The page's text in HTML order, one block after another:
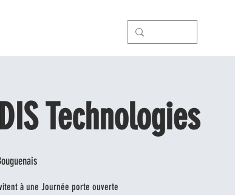
Technologies
à une Journée porte ouverte